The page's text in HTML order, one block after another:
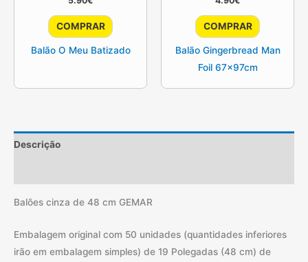
COMPRAR
Balão O Meu Batizado
COMPRAR
Balão Gingerbread Man
Foil 67x97cm
Descrição
Balões cinza de 48 cm GEMAR
Embalagem original com 50 unidades (quantidades inferiores
irão em embalagem simples) de 19 Polegadas (48 cm) de